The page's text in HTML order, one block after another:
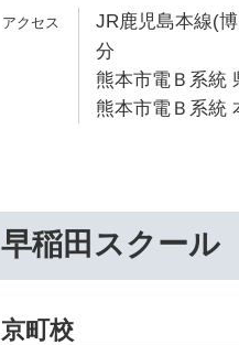
JR鹿児島本線(
分
熊本市電Ｂ系統
熊本市電Ｂ系統
早稲田スクール
京町校